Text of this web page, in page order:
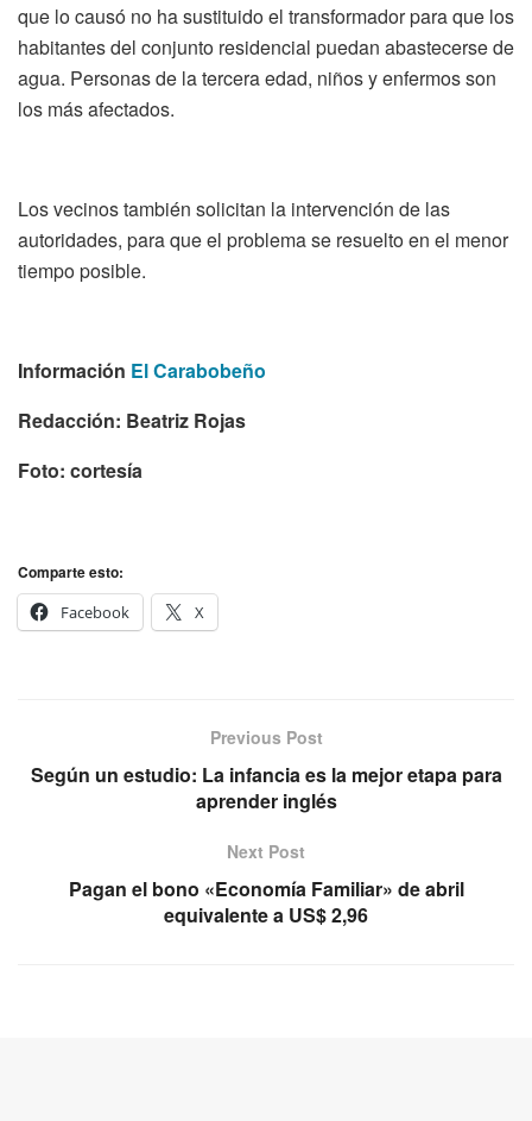
que lo causó no ha sustituido el transformador para que los
habitantes del conjunto residencial puedan abastecerse de
agua. Personas de la tercera edad, niños y enfermos son
los más afectados.
Los vecinos también solicitan la intervención de las
autoridades, para que el problema se resuelto en el menor
tiempo posible.
Información El Carabobeño
Redacción: Beatriz Rojas
Foto: cortesía
Comparte esto:
Facebook
X
Previous Post
Según un estudio: La infancia es la mejor etapa para
aprender inglés
Next Post
Pagan el bono «Economía Familiar» de abril
equivalente a US$ 2,96